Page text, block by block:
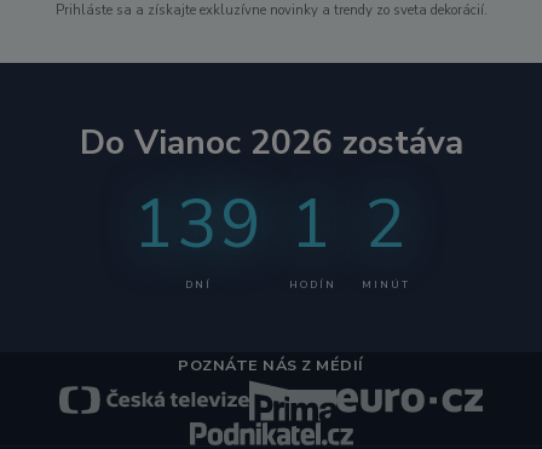
Prihláste sa a získajte exkluzívne novinky a trendy zo sveta dekorácií.
Do Vianoc 2026 zostáva
139
DNÍ
1
HODÍN
2
MINÚT
POZNÁTE NÁS Z MÉDIÍ